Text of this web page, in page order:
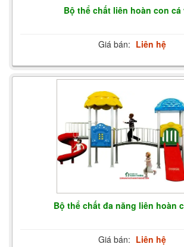
Bộ thể chất liên hoàn con cá
Giá bán: Liên hệ
Bộ thể chất đa năng liên hoàn
Giá bán: Liên hệ